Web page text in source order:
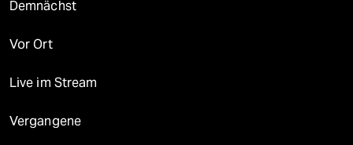
Demnächst
Vor Ort
Live im Stream
Vergangene